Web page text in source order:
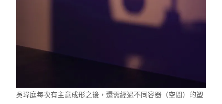
吳瑋庭每次有主意成形之後，還需經過不同容器（空間）的塑